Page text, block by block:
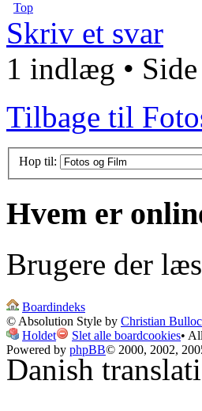
Top
Skriv et svar
1 indlæg • Side
Tilbage til
Hop til:
Hvem er
Brugere der
Boardindeks
© Absolution Style by Christian
Holdet
Slet alle boardcookies•
Powered by phpBB© 2000, 2002,
Danish